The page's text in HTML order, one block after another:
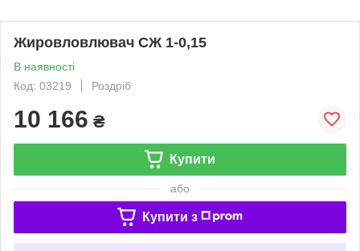
Жировловлювач СЖ 1-0,15
В наявності
Код: 03219
Роздріб
10 166 ₴
Купити
або
Купити з